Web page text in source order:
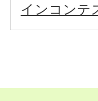
インコンテ